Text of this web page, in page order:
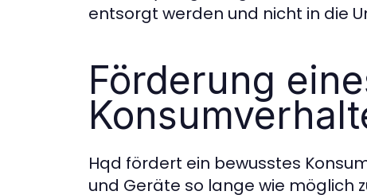
entsorgt werden und nicht in die
Förderung
Hqd fördert ein bewusstes
und Geräte so lange wie möglich